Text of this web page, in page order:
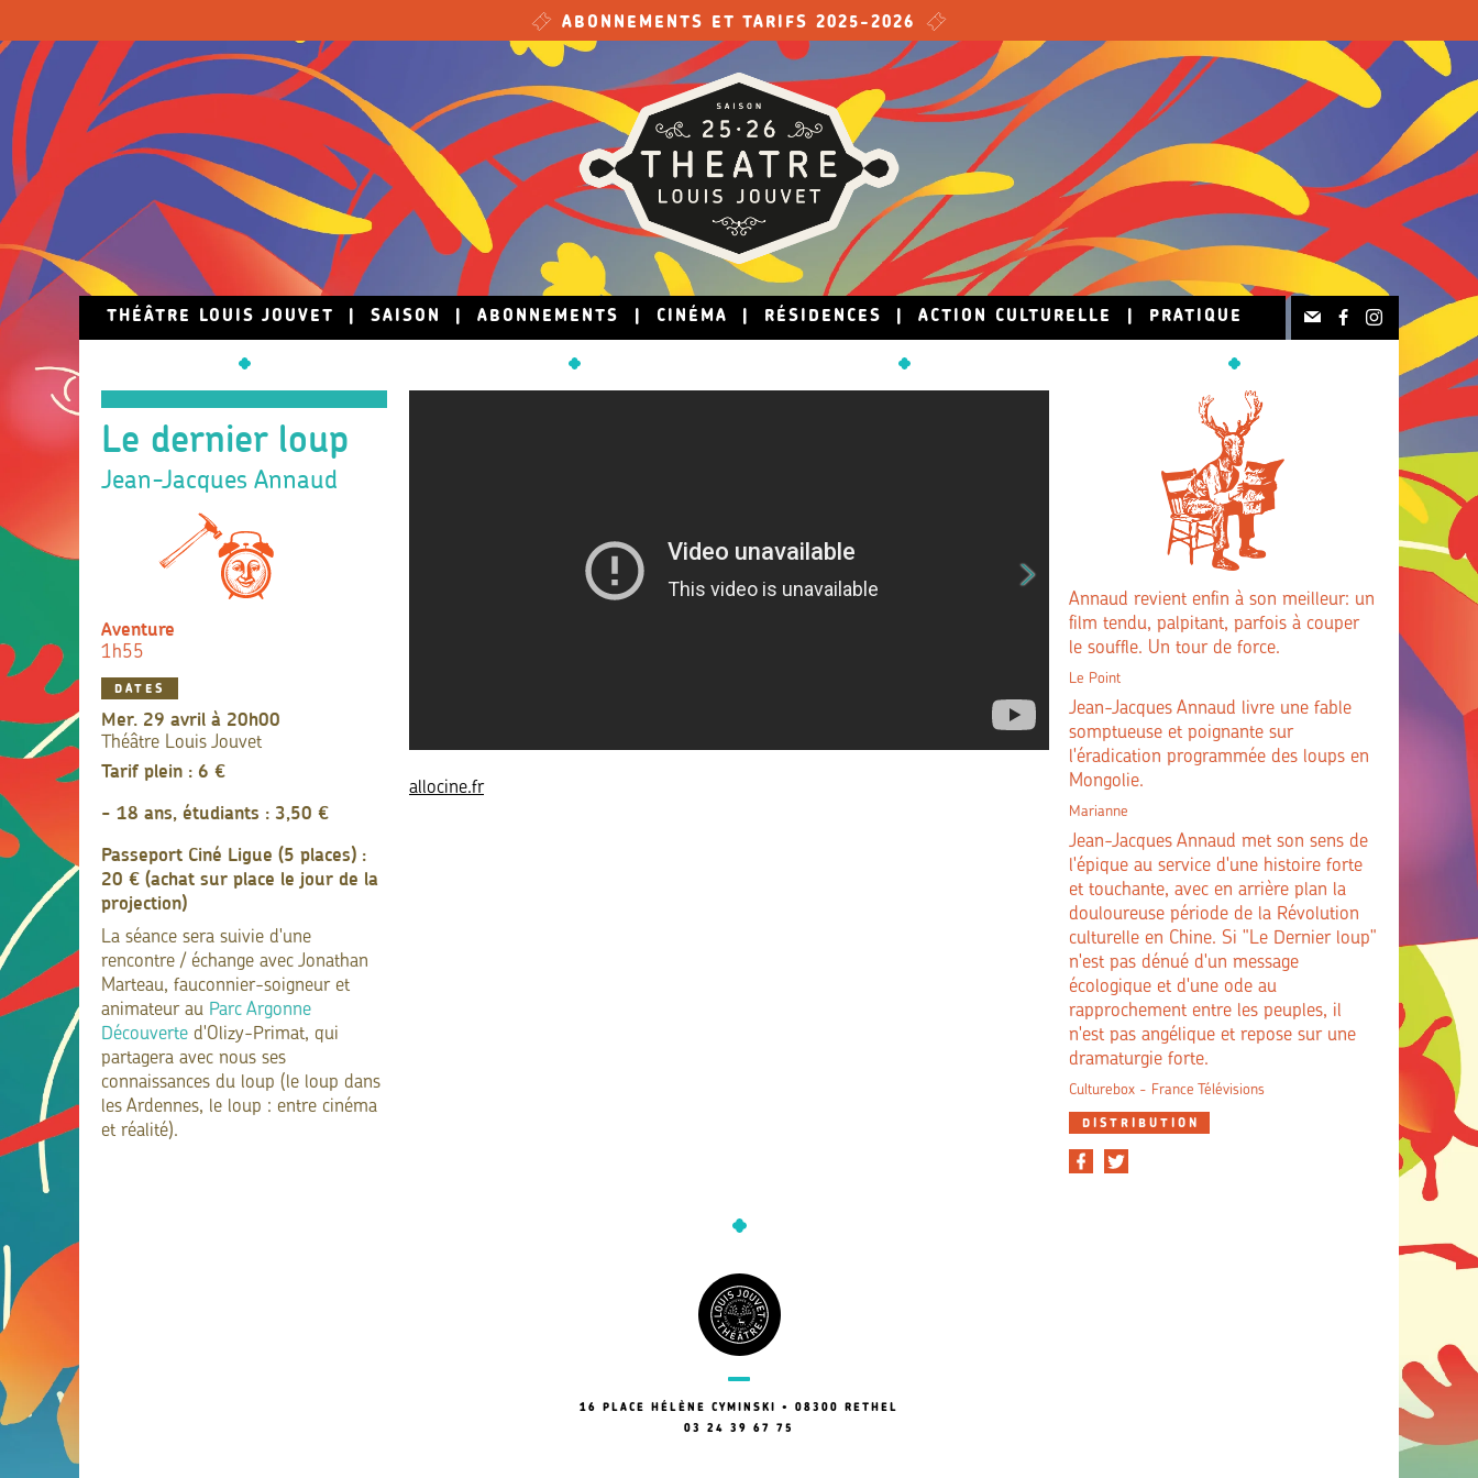
ABONNEMENTS ET TARIFS 2025-2026
THÉÂTRE LOUIS JOUVET SAISON ABONNEMENTS CINÉMA RÉSIDENCES ACTION CULTURELLE PRATIQUE
Le dernier loup
Jean-Jacques Annaud
Aventure
1h55
DATES
mer. 29 avril à 20h00
Théâtre Louis Jouvet
Tarif plein : 6 €
- 18 ans, étudiants : 3,50 €
Passeport Ciné Ligue (5 places) :
20 € (achat sur place le jour de la
projection)
La séance sera suivie d'une
rencontre / échange avec Jonathan
Marteau, fauconnier-soigneur et
animateur au Parc Argonne
Découverte d'Olizy-Primat, qui
partagera avec nous ses
connaissances du loup (le loup dans
les Ardennes, le loup : entre cinéma
et réalité).
allocine.fr
Annaud revient enfin à son meilleur: un
film tendu, palpitant, parfois à couper
le souffle. Un tour de force.
Le Point
Jean-Jacques Annaud livre une fable
somptueuse et poignante sur
l'éradication programmée des loups en
Mongolie.
Marianne
Jean-Jacques Annaud met son sens de
l'épique au service d'une histoire forte
et touchante, avec en arrière plan la
douloureuse période de la Révolution
culturelle en Chine. Si "Le Dernier loup"
n'est pas dénué d'un message
écologique et d'une ode au
rapprochement entre les peuples, il
n'est pas angélique et repose sur une
dramaturgie forte.
Culturebox - France Télévisions
DISTRIBUTION
16 PLACE HÉLÈNE CYMINSKI • 08300 RETHEL
03 24 39 67 75